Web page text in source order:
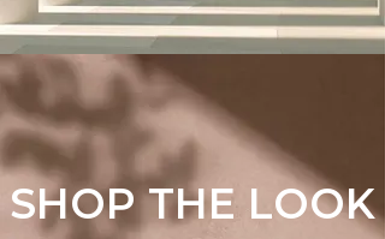
SHOP THE LOOK